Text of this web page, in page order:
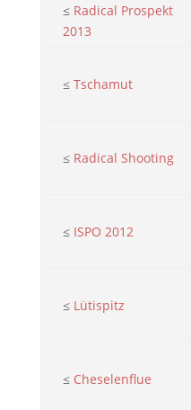
≤ Radical Prospekt
2013
≤ Tschamut
≤ Radical Shooting
≤ ISPO 2012
≤ Lütispitz
≤ Cheselenflue